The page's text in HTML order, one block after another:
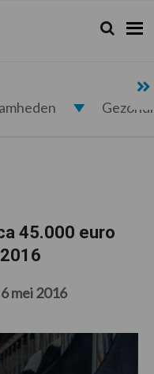
Zoeken...
Zoek
45.000 euro
6 mei 2016